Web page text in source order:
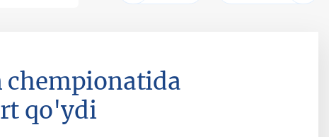
chempionatida
qo'ydi